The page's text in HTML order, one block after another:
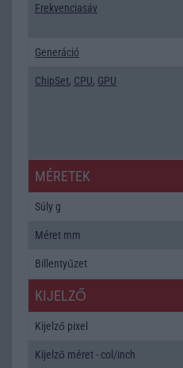
Frekvenciasáv
Generáció
ChipSet, CPU, GPU
MÉRETEK
Súly g
Méret mm
Billentyűzet
KIJELZŐ
Kijelző pixel
Kijelző méret - col/inch